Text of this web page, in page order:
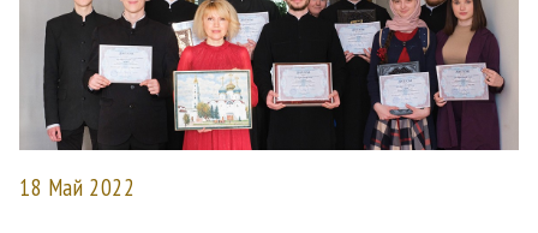
18 Май 2022